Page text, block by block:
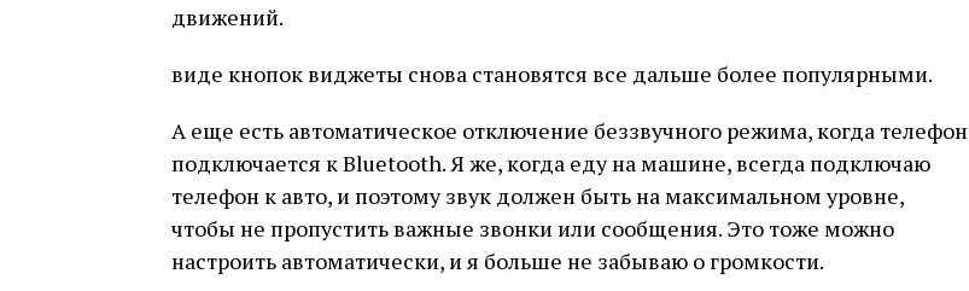
движений.
виде кнопок виджеты снова становятся все дальше более популярными.
А еще есть автоматическое отключение беззвучного режима, когда телефон
подключается к Bluetooth. Я же, когда еду на машине, всегда подключаю
телефон к авто, и поэтому звук должен быть на максимальном уровне,
чтобы не пропустить важные звонки или сообщения. Это тоже можно
настроить автоматически, и я больше не забываю о громкости.